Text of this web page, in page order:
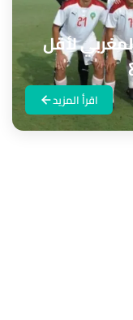
لأقل
اقرأ المزيد